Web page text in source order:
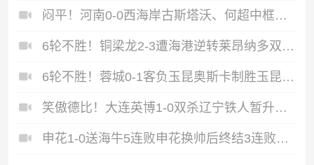
闷平！河南0-0西海岸古斯塔沃、何超中框阿布拉汗替补席染红
6轮不胜！铜梁龙2-3遭海港逆转莱昂纳多双响海港甩开降级区7分
6轮不胜！蓉城0-1客负玉昆奥斯卡制胜玉昆暂第三蓉城全场1射正
笑傲德比！大连英博1-0双杀辽宁铁人暂升第2斯坦丘远射制胜
申花1-0送海牛5连败申花换帅后终结3连败阿苏埃助攻徐皓阳制胜